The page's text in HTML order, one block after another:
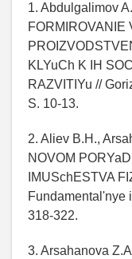
1. Abdulgalimov
FORMIROVANIE
KLYuCh K IH
RAZVITIYu //
S. 10-13.
2. Aliev B.H.,
NOVOM
IMUSchESTVA
318-322.
3. Arsahanova